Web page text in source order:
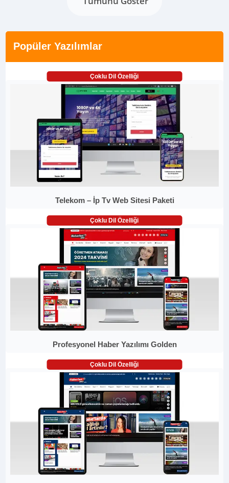
Popüler Yazılımlar
Çoklu Dil Özelliği
Telekom – İp Tv Web Sitesi Paketi
Çoklu Dil Özelliği
Profesyonel Haber Yazılımı Golden
Çoklu Dil Özelliği